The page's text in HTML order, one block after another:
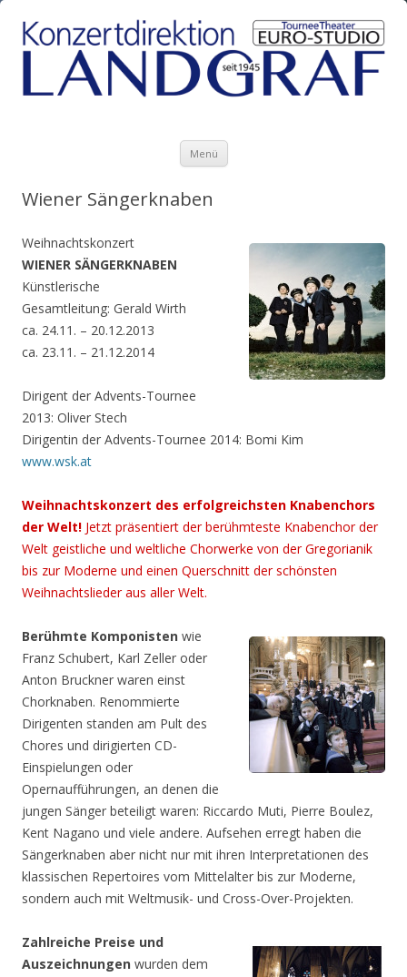
Menü
Wiener Sängerknaben
Weihnachtskonzert
WIENER SÄNGERKNABEN
Künstlerische
Gesamtleitung: Gerald Wirth
ca. 24.11. – 20.12.2013
ca. 23.11. – 21.12.2014
Dirigent der Advents-Tournee
2013: Oliver Stech
Dirigentin der Advents-Tournee 2014: Bomi Kim
www.wsk.at
Weihnachtskonzert des erfolgreichsten Knabenchors
der Welt! Jetzt präsentiert der berühmteste Knabenchor der
Welt geistliche und weltliche Chorwerke von der Gregorianik
bis zur Moderne und einen Querschnitt der schönsten
Weihnachtslieder aus aller Welt.
Berühmte Komponisten wie
Franz Schubert, Karl Zeller oder
Anton Bruckner waren einst
Chorknaben. Renommierte
Dirigenten standen am Pult des
Chores und dirigierten CD-
Einspielungen oder
Opernaufführungen, an denen die
jungen Sänger beteiligt waren: Riccardo Muti, Pierre Boulez,
Kent Nagano und viele andere. Aufsehen erregt haben die
Sängerknaben aber nicht nur mit ihren Interpretationen des
klassischen Repertoires vom Mittelalter bis zur Moderne,
sondern auch mit Weltmusik- und Cross-Over-Projekten.
Zahlreiche Preise und
Auszeichnungen wurden dem